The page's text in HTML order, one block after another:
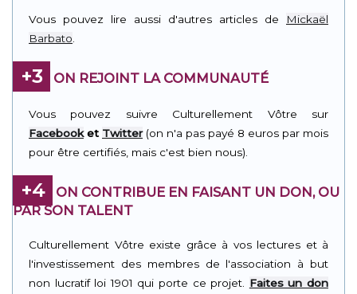
Vous pouvez lire aussi d'autres articles de
Mickaël
Barbato
+3 ON REJOINT LA COMMUNAUTÉ
Vous pouvez suivre Culturellement Vôtre sur
Facebooket Twitter(on n'a pas payé 8 euros par mois
pour être certifiés, mais c'est bien nous).
+4
ON CONTRIBUE EN FAISANT UN DON, OU
PAR SON TALENT
Culturellement Vôtre existe grâce à vos lectures et à
l'investissement des membres de l'association à but
non lucratif loi 1901 qui porte ce projet. Faites un don